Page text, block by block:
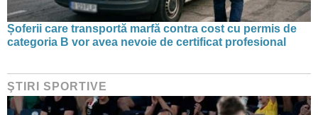
Șoferii care transportă marfă contra cost cu permis de
categoria B vor avea nevoie de certificat profesional
ŞTIRI SPORTIVE